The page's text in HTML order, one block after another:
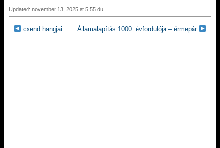
Updated: november 13, 2025 at 5:55 du.
csend hangjai Államalapítás 1000. évfordulója – érmepár